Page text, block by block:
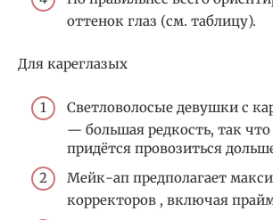
оттенок глаз (см. таблицу).
Для кареглазых
Светловолосые девушки с
— большая редкость, так
придётся провозиться
Мейк-ап предполагает
корректоров , включая